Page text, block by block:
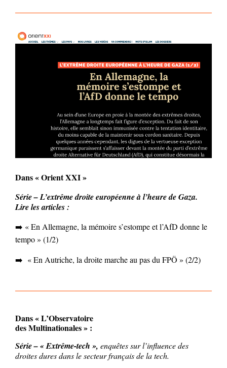
Dans « Orient XXI »
Série – L’extrême droite européenne à l’heure de Gaza.
Lire les articles :
➡️ « En Allemagne, la mémoire s’estompe et l’AfD donne le
tempo » (1/2)
➡️ « En Autriche, la droite marche au pas du FPÖ » (2/2)
Dans « L’Observatoire
des Multinationales » :
Série – « Extrême-tech », enquêtes sur l’influence des
droites dures dans le secteur français de la tech.